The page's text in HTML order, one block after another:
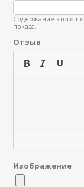
Содержание этого
показа.
Отзыв
Изображение